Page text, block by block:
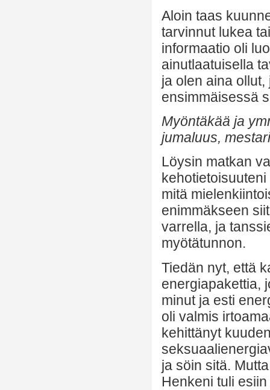
Aloin taas
tarvinnut lukea
informaatio oli
ainutlaatuisella
ja olen aina
ensimmäisessä
Myöntäkää ja
jumaluus,
Löysin matkan
mitä
enimmäkseen
varrella, ja
myötätunnon.
Tiedän nyt, että
energiapakettia,
minut ja esti
oli valmis
kehittänyt
ja söin sitä.
Henkeni tuli